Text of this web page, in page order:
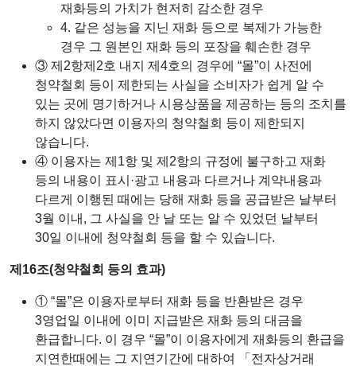
재화등의 가치가 현저히 감소한 경우
4. 같은 성능을 지닌 재화 등으로 복제가 가능한
경우 그 원본인 재화 등의 포장을 훼손한 경우
③ 제2항제2호 내지 제4호의 경우에 “몰”이 사전에
청약철회 등이 제한되는 사실을 소비자가 쉽게 알 수
있는 곳에 명기하거나 시용상품을 제공하는 등의 조치를
하지 않았다면 이용자의 청약철회 등이 제한되지
않습니다.
④ 이용자는 제1항 및 제2항의 규정에 불구하고 재화
등의 내용이 표시·광고 내용과 다르거나 계약내용과
다르게 이행된 때에는 당해 재화 등을 공급받은 날부터
3월 이내, 그 사실을 안 날 또는 알 수 있었던 날부터
30일 이내에 청약철회 등을 할 수 있습니다.
제16조(청약철회 등의 효과)
① “몰”은 이용자로부터 재화 등을 반환받은 경우
3영업일 이내에 이미 지급받은 재화 등의 대금을
환급합니다. 이 경우 “몰”이 이용자에게 재화등의 환급을
지연한때에는 그 지연기간에 대하여 「전자상거래